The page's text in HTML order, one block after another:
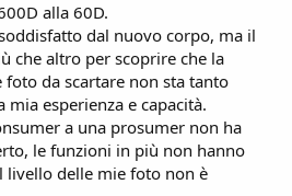
alla 60D.
dal nuovo corpo, ma il
che altro per scoprire che la
da scartare non sta tanto
esperienza e capacità.
a una prosumer non ha
le funzioni in più non hanno
livello delle mie foto non è